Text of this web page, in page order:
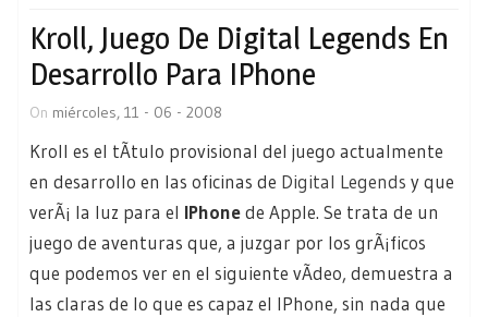
Kroll, Juego De Digital Legends En
Desarrollo Para IPhone
On miércoles, 11 - 06 - 2008
Kroll es el tÃ­tulo provisional del juego actualmente
en desarrollo en las oficinas de Digital Legends y que
verÃ¡ la luz para el IPhonede Apple. Se trata de un
juego de aventuras que, a juzgar por los grÃ¡ficos
que podemos ver en el siguiente vÃ­deo, demuestra a
las claras de lo que es capaz el IPhone, sin nada que